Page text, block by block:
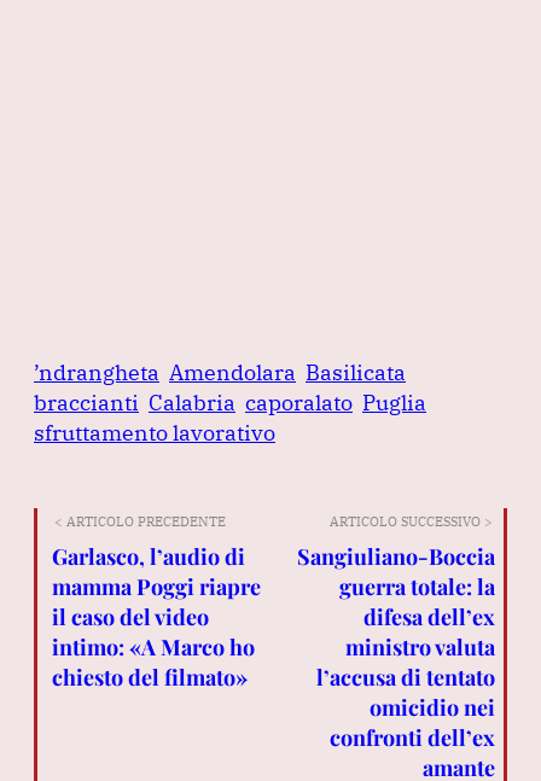
’ndrangheta Amendolara Basilicata
braccianti Calabria caporalato Puglia
sfruttamento lavorativo
< ARTICOLO PRECEDENTE
Garlasco, l’audio di
mamma Poggi riapre
il caso del video
intimo: «A Marco ho
chiesto del filmato»
ARTICOLO SUCCESSIVO >
Sangiuliano-Boccia
guerra totale: la
difesa dell’ex
ministro valuta
l’accusa di tentato
omicidio nei
confronti dell’ex
amante